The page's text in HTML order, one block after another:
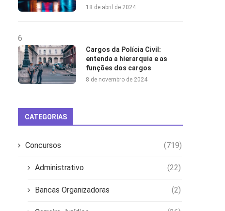
18 de abril de 2024
6
Cargos da Polícia Civil:
entenda a hierarquia e as
funções dos cargos
8 de novembro de 2024
CATEGORIAS
Concursos (719)
Administrativo (22)
Bancas Organizadoras (2)